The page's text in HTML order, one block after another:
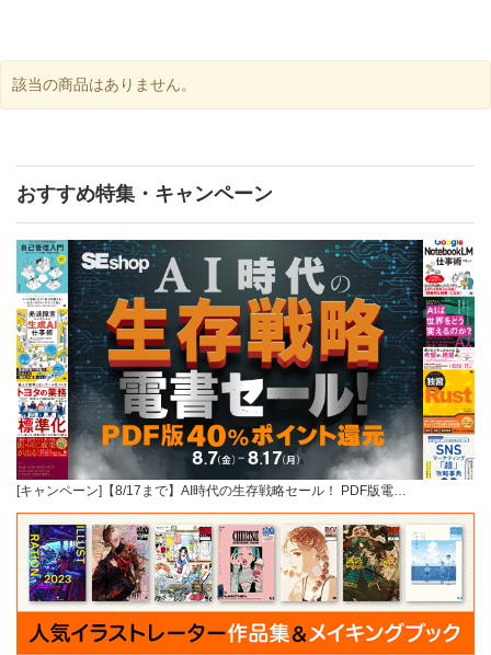
該当の商品はありません。
おすすめ特集・キャンペーン
[キャンペーン]【8/17まで】AI時代の生存戦略セール！ PDF版電…